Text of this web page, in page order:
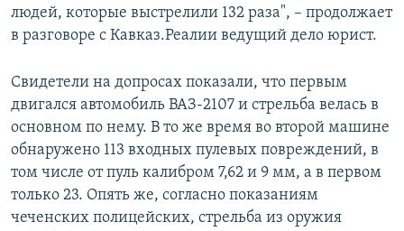
людей, которые выстрелили 132 раза", – продолжает
в разговоре с Кавказ.Реалии ведущий дело юрист.
Свидетели на допросах показали, что первым
двигался автомобиль ВАЗ-2107 и стрельба велась в
основном по нему. В то же время во второй машине
обнаружено 113 входных пулевых повреждений, в
том числе от пуль калибром 7,62 и 9 мм, а в первом
только 23. Опять же, согласно показаниям
чеченских полицейских, стрельба из оружия